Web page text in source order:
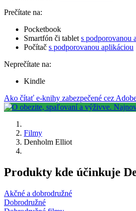
Prečítate na:
Pocketbook
Smartfón či tablet s podporovanou
Počítač s podporovanou aplikáciou
Neprečítate na:
Kindle
Ako čítať e-knihy zabezpečené cez
Filmy
Denholm Elliot
Produkty kde účinkuje
Akčné a dobrodružné
Dobrodružné